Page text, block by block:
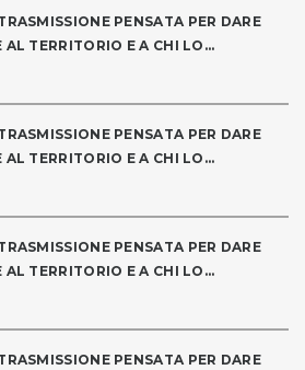
PENSATA PER DARE
AL TERRITORIO E A CHI LO...
PENSATA PER DARE
AL TERRITORIO E A CHI LO...
PENSATA PER DARE
AL TERRITORIO E A CHI LO...
PENSATA PER DARE